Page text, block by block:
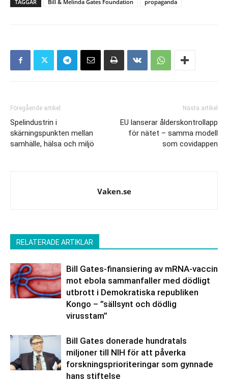
TAGGAR Bill & Melinda Gates Foundation propaganda
Föregående artikel
Spelindustrin i
skärningspunkten mellan
samhälle, hälsa och miljö
Nästa artikel
EU lanserar ålderskontrollapp
för nätet – samma modell
som covidappen
Vaken.se
RELATERADE ARTIKLAR
Bill Gates-finansiering av mRNA-vaccin
mot ebola sammanfaller med dödligt
utbrott i Demokratiska republiken
Kongo – ”sällsynt och dödlig
virusstam”
Bill Gates donerade hundratals
miljoner till NIH för att påverka
forskningsprioriteringar som gynnade
hans stiftelse